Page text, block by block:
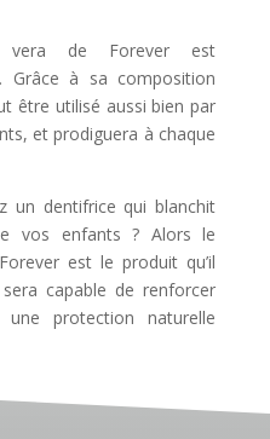
vera de Forever est
Grâce à sa composition
être utilisé aussi bien par
et prodiguera à chaque
un dentifrice qui blanchit
vos enfants ? Alors le
est le produit qu’il
capable de renforcer
protection naturelle